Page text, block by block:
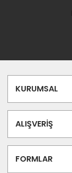
KURUMSAL
ALIŞVERİŞ
FORMLAR